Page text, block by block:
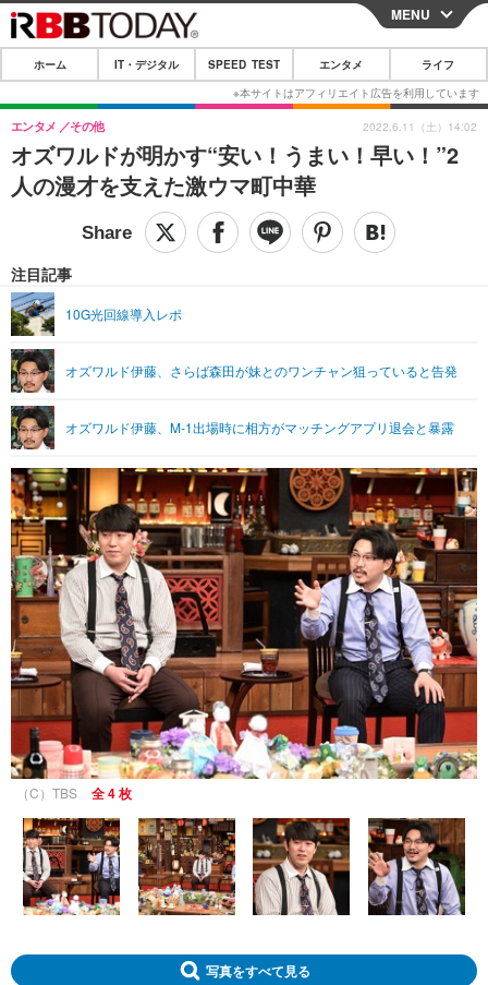
CLOSE
ホーム
IT・デジタル
IT・デジタルTOP スマートフォン
ネタ
ショッピング その他
SPEED TEST
エンタメTOP 映画・ドラマ
グラビア ブログ
ショッピング その他
ライフTOP
リリース一覧
プッシュ通知の停止方法
MENU
ホーム IT・デジタル SPEED TEST エンタメ ライフ
オズワルドが明かす“安い！うまい！早い！”2
人の漫才を支えた激ウマ町中華
エンタメ その他
注目記事
10G光回線導入レポ
オズワルド伊藤、さらば森田が妹とのワンチャン狙っていると告発
オズワルド伊藤、M-1出場時に相方がマッチングアプリ退会と暴露
2022.6.11（土）14:02
（C）TBS 全 4 枚
写真をすべて見る